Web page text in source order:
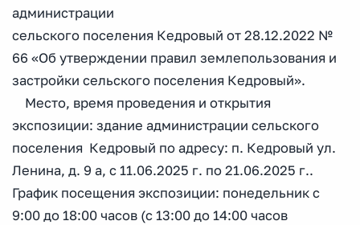
администрации
сельского поселения Кедровый от 28.12.2022 №
66 «Об утверждении правил землепользования и
застройки сельского поселения Кедровый».
Место, время проведения и открытия
экспозиции: здание администрации сельского
поселения Кедровый по адресу: п. Кедровый ул.
Ленина, д. 9 а, с 11.06.2025 г. по 21.06.2025 г..
График посещения экспозиции: понедельник с
9:00 до 18:00 часов (с 13:00 до 14:00 часов